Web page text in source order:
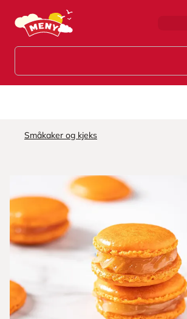
Hopp til hovedinnhold
Småkaker og kjeks